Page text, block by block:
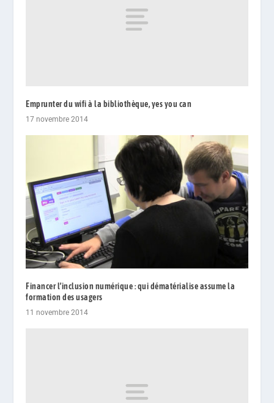
Emprunter du wifi à la bibliothèque, yes you can
17 novembre 2014
Financer l’inclusion numérique : qui dématérialise assume la
formation des usagers
11 novembre 2014